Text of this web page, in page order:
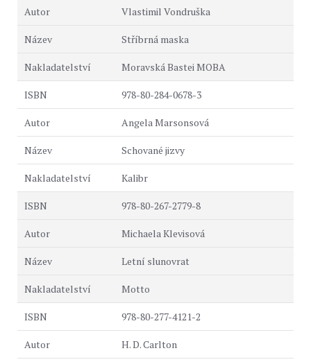
Vlastimil Vondruška
Stříbrná maska
Moravská Bastei MOBA
978-80-284-0678-3
Angela Marsonsová
Schované jizvy
Kalibr
978-80-267-2779-8
Michaela Klevisová
Letní slunovrat
Motto
978-80-277-4121-2
H. D. Carlton